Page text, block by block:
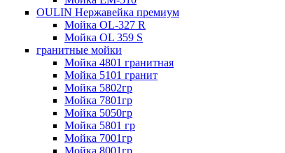
OULIN Нержавейка премиум
Мойка ОL-327 R
Мойка OL 359 S
гранитные мойки
Мойка 4801 гранитная
Мойка 5101 гранит
Мойка 5802гр
Мойка 7801гр
Мойка 5050гр
Мойка 5801 гр
Мойка 7001гр
Мойка 8001гр